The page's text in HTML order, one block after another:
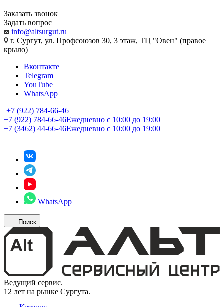
Заказать звонок
Задать вопрос
info@altsurgut.ru
г. Сургут, ул. Профсоюзов 30, 3 этаж, ТЦ "Овен" (правое
крыло)
Вконтакте
Telegram
YouTube
WhatsApp
+7 (922) 784-66-46
+7 (922) 784-66-46Ежедневно с 10:00 до 19:00
+7 (3462) 44-66-46Ежедневно с 10:00 до 19:00
WhatsApp
Поиск
Ведущий сервис.
12 лет на рынке Сургута.